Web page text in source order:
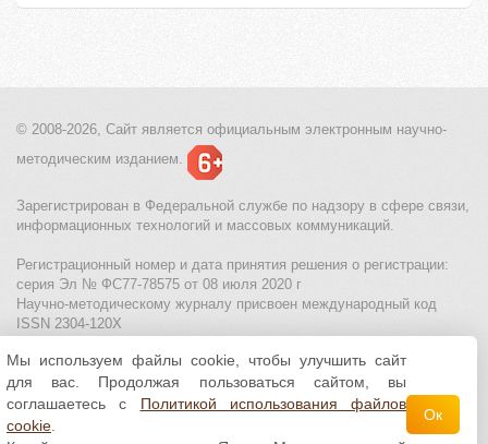
© 2008-2026, Сайт является официальным электронным научно-
методическим изданием.
Зарегистрирован в Федеральной службе по надзору в сфере связи,
информационных технологий и массовых коммуникаций.
Регистрационный номер и дата принятия решения о регистрации:
серия Эл № ФС77-78575 от 08 июля 2020 г
Научно-методическому журналу присвоен международный код
ISSN 2304-120X
МЦИТО|Школьные олимпиады и онлайн конкурсы для детей
Политика использования файлов cookie| Политика обработки и
защиты персональных данных
Мы используем файлы cookie, чтобы улучшить сайт
для вас. Продолжая пользоваться сайтом, вы
соглашаетесь с Политикой использования файлов
cookie
Ок